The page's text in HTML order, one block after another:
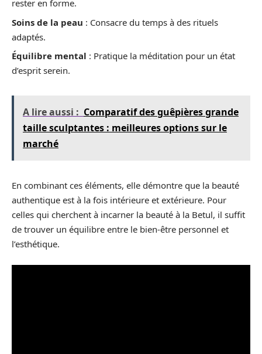
rester en forme.
Soins de la peau : Consacre du temps à des rituels
adaptés.
Équilibre mental : Pratique la méditation pour un état
d’esprit serein.
A lire aussi : Comparatif des guêpières grande
taille sculptantes : meilleures options sur le
marché
En combinant ces éléments, elle démontre que la beauté
authentique est à la fois intérieure et extérieure. Pour
celles qui cherchent à incarner la beauté à la Betul, il suffit
de trouver un équilibre entre le bien-être personnel et
l’esthétique.